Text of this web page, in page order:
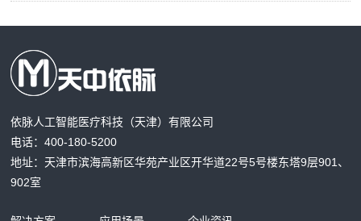
依脉人工智能医疗科技（天津）有限公司
电话：400-180-5200
地址：天津市滨海高新区华苑产业区开华道22号5号楼东塔9层901、
902室